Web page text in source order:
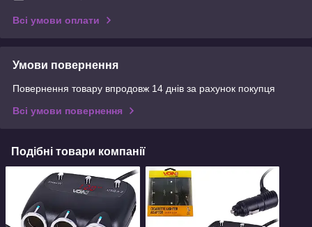
Всі умови оплати
Умови повернення
Повернення товару впродовж 14 днів за рахунок покупця
Всі умови повернення
Подібні товари компанії